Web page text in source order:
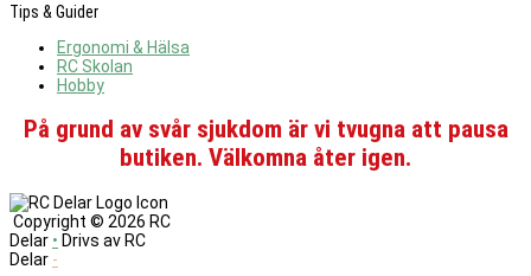
Tips & Guider
Ergonomi & Hälsa
RC Skolan
Hobby
På grund av svår sjukdom är vi tvugna att pausa
butiken. Välkomna åter igen.
Copyright © 2026 RC
Delar • Drivs av RC
Delar -